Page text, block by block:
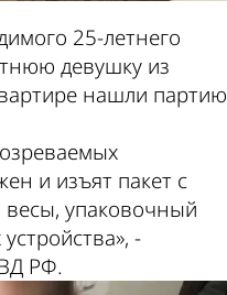
25-летнего
девушку из
нашли партию
и изъят пакет с
весы, упаковочный
-
РФ.